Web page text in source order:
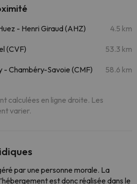
- Henri Giraud (AHZ) 4.5 km
(CVF) 53.3 km
Chambéry-Savoie (CMF) 58.6 km
calculées en ligne droite. Les
varier.
par une personne morale. La
est donc réalisée dans le